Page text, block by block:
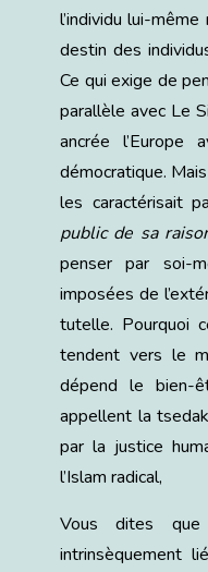
l’individu lui-
destin des
Ce qui exige de
parallèle avec Le
ancrée l’Europe
démocratique.
les caractérisait
public de sa
penser par soi-
imposées de
tutelle. Pourquoi
tendent vers le
dépend le bien-
appellent la
par la justice
l’Islam radical,
Vous dites
intrinsèquement